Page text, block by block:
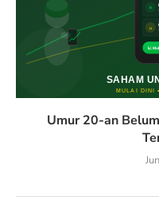
Umur 20-an